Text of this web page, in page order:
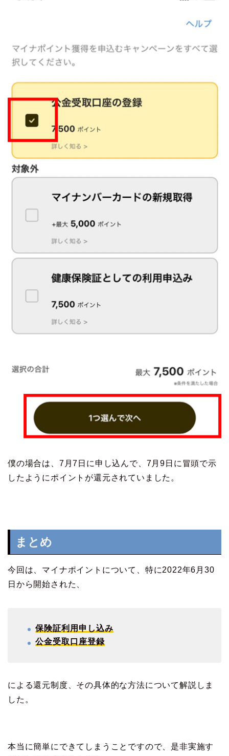
僕の場合は、7月7日に申し込んで、7月9日に冒頭で示
したようにポイントが還元されていました。
まとめ
今回は、マイナポイントについて、特に2022年6月30
日から開始された、
保険証利用申し込み
公金受取口座登録
による還元制度、その具体的な方法について解説しま
した。
本当に簡単にできてしまうことですので、是非実施す